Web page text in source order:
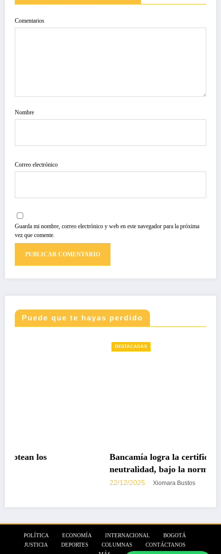
Comentarios
Nombre
Correo electrónico
Guarda mi nombre, correo electrónico y web en este navegador para la próxima
vez que comente.
Puede que te hayas perdido
Bancamía logra la certificación carbono
neutralidad, bajo la norma internacional
Xiomara Bustos
POLÍTICA ECONOMÍA INTERNACIONAL
BOGOTÁ
JUSTICIA
DEPORTES COLUMNAS
CONTÁCTANOS